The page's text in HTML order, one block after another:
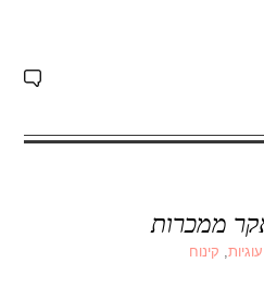
ממכרות
עוגיות, קינוח